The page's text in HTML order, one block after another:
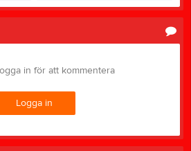
in för att kommentera
Logga in